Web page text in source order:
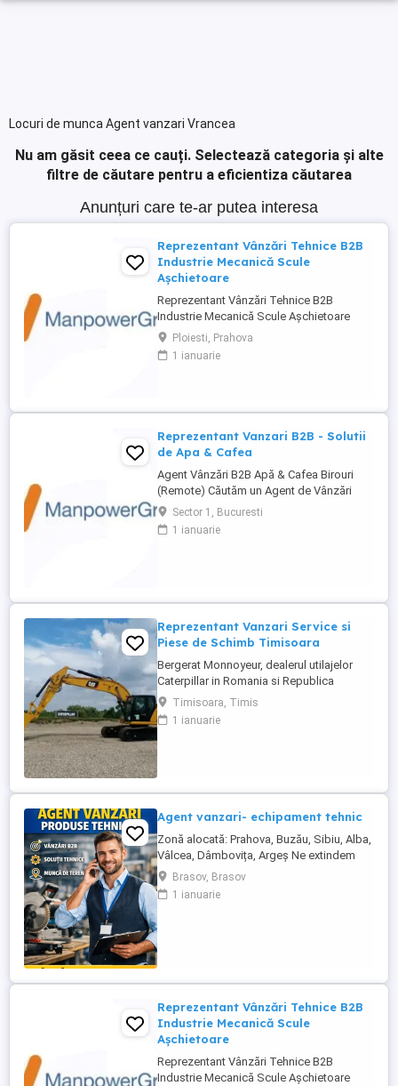
Locuri de munca Agent vanzari Vrancea
Nu am găsit ceea ce cauți. Selectează categoria și alte
filtre de căutare pentru a eficientiza căutarea
Anunțuri care te-ar putea interesa
Reprezentant Vânzări Tehnice B2B
Industrie Mecanică Scule
Așchietoare
Reprezentant Vânzări Tehnice B2B
Industrie Mecanică Scule Așchietoare
Companie specializată în importul și
distribuția de scule așchietoare și
echipamente industriale din Europa,
Reprezentanți de Vânzări Tehnice pentru
Ploiesti, Prahova
1 ianuarie
Reprezentant Vanzari B2B - Solutii
de Apa & Cafea
Agent Vânzări B2B Apă & Cafea Birouri
(Remote) Căutăm un Agent de Vânzări
B2B motivat, orientat spre rezultate, pentru
promovarea soluțiilor de apă și cafea
dedicate mediului office. Zonă
Sector 1, Bucuresti
1 ianuarie
Reprezentant Vanzari Service si
Piese de Schimb Timisoara
Bergerat Monnoyeur, dealerul utilajelor
Caterpillar in Romania si Republica
Moldova, angajeaza Reprezentant Vanzari
Service si Piese de Schimb, pentru divizia
de utilaje. Cerinte: Studii superioare în
Timisoara, Timis
1 ianuarie
Agent vanzari- echipament tehnic
Zonă alocată: Prahova, Buzău, Sibiu, Alba,
Vâlcea, Dâmbovița, Argeș Ne extindem
echipa de vânzări și căutăm un Agent
Vânzări Soluții Tehnice, orientat către
rezultate, cu experiență în vânzări B2B și
Brasov, Brasov
1 ianuarie
Reprezentant Vânzări Tehnice B2B
Industrie Mecanică Scule
Așchietoare
Reprezentant Vânzări Tehnice B2B
Industrie Mecanică Scule Așchietoare